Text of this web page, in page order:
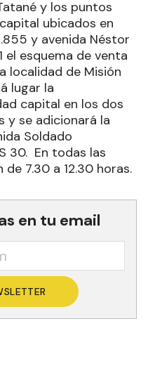
y los puntos
ubicados en
y avenida Néstor
el esquema de venta
localidad de Misión
lugar la
capital en los dos
y se adicionará la
Soldado
30. En todas las
7.30 a 12.30 horas.
en tu email